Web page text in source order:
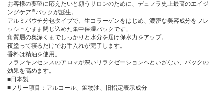
お客様の要望に応えたいと願うサロンのために、デュフラ史上最高のエイジ
ングケア ※パックが誕生。
アルミパウチ分包タイプで、生コラーゲンをはじめ、濃密な美容成分をフレ
ッシュなまま閉じ込めた集中保湿パックです。
角質層の奥深くまでしっかりと水分を届け保水力をアップ。
夜塗って寝るだけでお手入れが完了します。
香料は精油を使用。
フランキンセンスのアロマが深いリラクゼーションへといざない、パックの
効果を高めます。
■日本製
■フリー項目：アルコール、鉱物油、旧指定表示成分